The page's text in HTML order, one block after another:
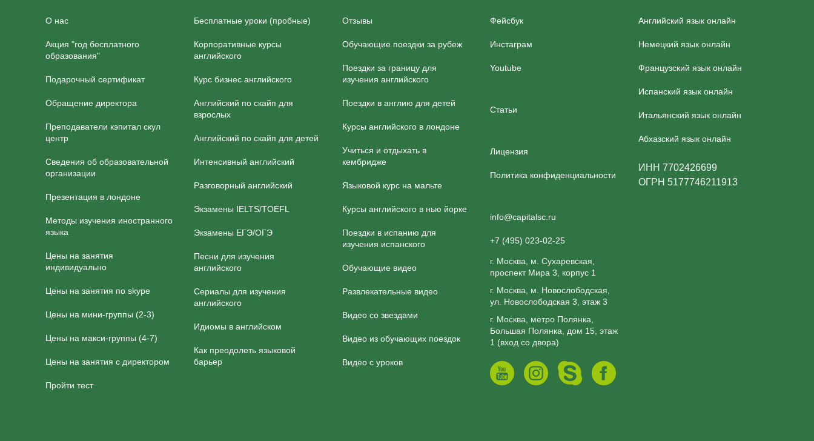
О нас
Акция "год бесплатного
образования"
Подарочный сертификат
Обращение директора
Преподаватели кэпитал скул
центр
Сведения об образовательной
организации
Презентация в лондоне
Методы изучения иностранного
языка
Цены на занятия
индивидуально
Цены на занятия по skype
Цены на мини-группы (2-3)
Цены на макси-группы (4-7)
Цены на занятия с директором
Пройти тест
Бесплатные уроки (пробные)
Корпоративные курсы
английского
Курс бизнес английского
Английский по скайп для
взрослых
Английский по скайп для детей
Интенсивный английский
Разговорный английский
Экзамены IELTS/TOEFL
Экзамены ЕГЭ/ОГЭ
Песни для изучения
английского
Сериалы для изучения
английского
Идиомы в английском
Как преодолеть языковой
барьер
Отзывы
Обучающие поездки за рубеж
Поездки за границу для
изучения английского
Поездки в англию для детей
Курсы английского в лондоне
Учиться и отдыхать в
кембридже
Языковой курс на мальте
Курсы английского в нью йорке
Поездки в испанию для
изучения испанского
Обучающие видео
Развлекательные видео
Видео со звездами
Видео из обучающих поездок
Видео с уроков
Фейсбук
Инстаграм
Youtube
Статьи
Лицензия
Политика конфиденциальности
info@capitalsc.ru
+7 (495) 023-02-25
г. Москва, м. Сухаревская,
проспект Мира 3, корпус 1
г. Москва, м. Новослободская,
ул. Новослободская 3, этаж 3
г. Москва, метро Полянка,
Большая Полянка, дом 15, этаж
1 (вход со двора)
Английский язык онлайн
Немецкий язык онлайн
Французский язык онлайн
Испанский язык онлайн
Итальянский язык онлайн
Абхазский язык онлайн
ИНН 7702426699
ОГРН 5177746211913